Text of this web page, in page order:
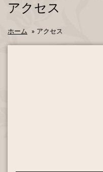
アクセス
ホーム » アクセス